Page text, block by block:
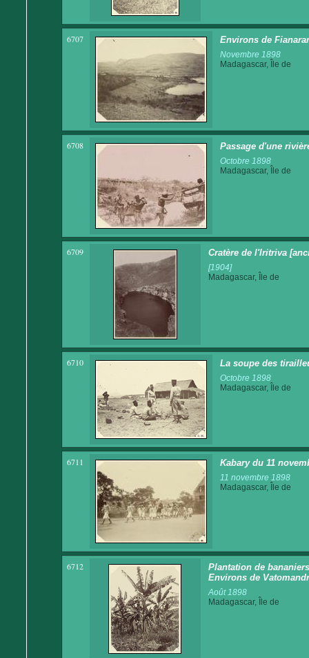
6707 Environs de
Novembre 1898
Madagascar, Île de
6708 Passage d'une
Octobre 1898
Madagascar, Île de
6709 Cratère de l'Iritriva
[1904]
Madagascar, Île de
6710 La soupe des
Octobre 1898
Madagascar, Île de
6711 Kabary du 11
11 novembre 1898
Madagascar, Île de
6712
Plantation de
Environs de
Août 1898
Madagascar, Île de